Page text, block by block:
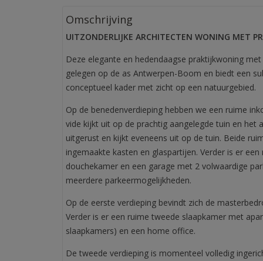
Omschrijving
UITZONDERLIJKE ARCHITECTEN WONING MET
Deze elegante en hedendaagse praktijkwoning
gelegen op de as Antwerpen-Boom en biedt een
conceptueel kader met zicht op een natuurgebied.
Op de benedenverdieping hebben we een ruime
vide kijkt uit op de prachtig aangelegde tuin en het
uitgerust en kijkt eveneens uit op de tuin. Beide
ingemaakte kasten en glaspartijen. Verder is er
douchekamer en een garage met 2 volwaardige
meerdere parkeermogelijkheden.
Op de eerste verdieping bevindt zich de
Verder is er een ruime tweede slaapkamer met
slaapkamers) en een home office.
De tweede verdieping is momenteel volledig